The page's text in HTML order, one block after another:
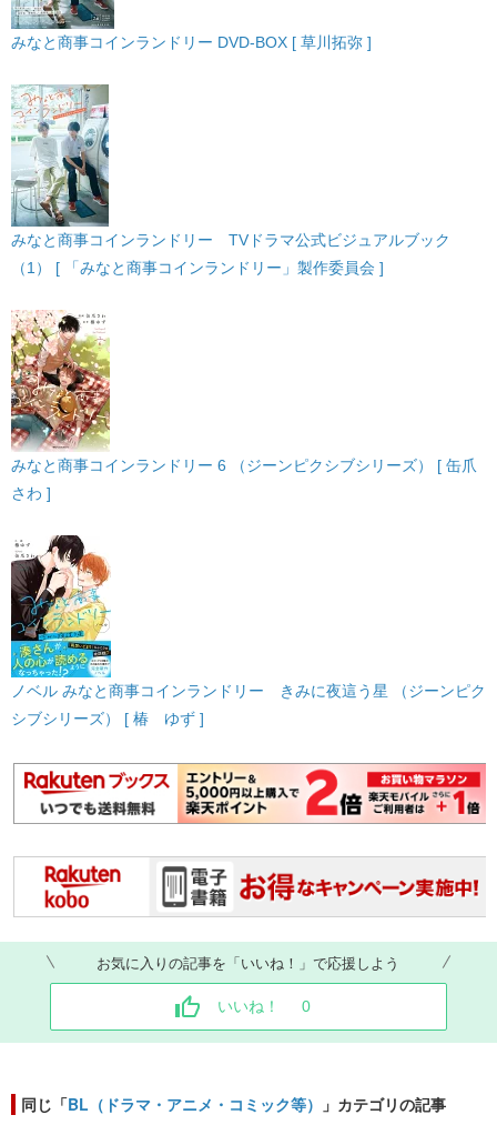
みなと商事コインランドリー DVD-BOX [ 草川拓弥 ]
みなと商事コインランドリー TVドラマ公式ビジュアルブック
（1） [ 「みなと商事コインランドリー」製作委員会 ]
みなと商事コインランドリー 6 （ジーンピクシブシリーズ） [ 缶爪
さわ ]
ノベル みなと商事コインランドリー きみに夜這う星 （ジーンピク
シブシリーズ） [ 椿 ゆず ]
お気に入りの記事を「いいね！」で応援しよう
いいね！ 0
同じ「BL（ドラマ・アニメ・コミック等） 」カテゴリの記事